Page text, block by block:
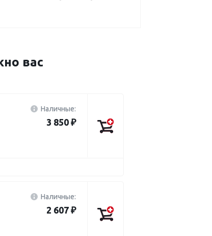
вас
Наличные:
3 850 ₽
Наличные:
2 607 ₽